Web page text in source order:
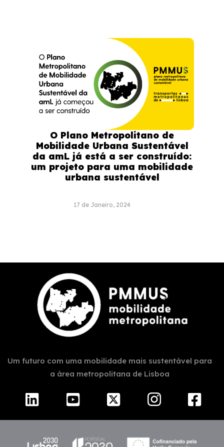
O Plano Metropolitano de
Mobilidade Urbana Sustentável
da amL já está a ser construído:
um projeto para uma mobilidade
urbana sustentável
17 de Janeiro, 2024
Um futuro com uma mobilidade mais sustentável para
a área metropolitana de Lisboa